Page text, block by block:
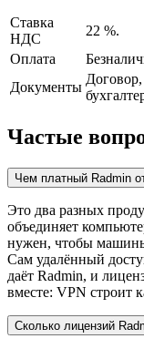
Ставка
НДС
22 %.
Оплата
Документы
Частые
Чем платный Radmin
Это два разных
объединяет
нужен, чтобы машины
Сам удалённый
даёт Radmin, и
вместе: VPN строит
Сколько лицензий